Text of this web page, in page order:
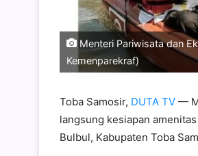
Menteri Pariwisata dan
Kemenparekraf)
Toba Samosir, DUTA TV —
langsung kesiapan
Bulbul, Kabupaten Toba